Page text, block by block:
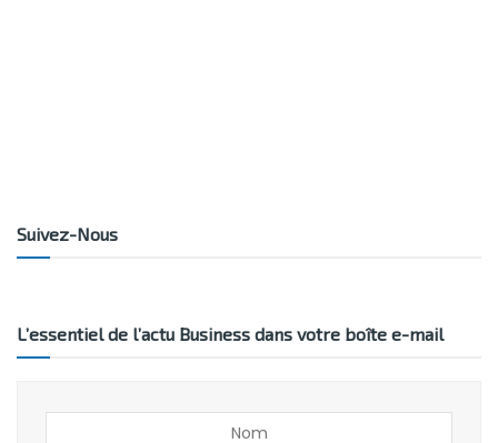
Suivez-Nous
L’essentiel de l’actu Business dans votre boîte e-mail